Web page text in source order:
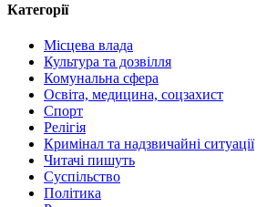
Категорії
Місцева влада
Культура та дозвілля
Комунальна сфера
Освіта, медицина, соцзахист
Спорт
Релігія
Кримінал та надзвичайні ситуації
Читачі пишуть
Суспільство
Політика